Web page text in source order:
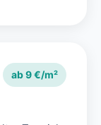
ab 9 €/m²